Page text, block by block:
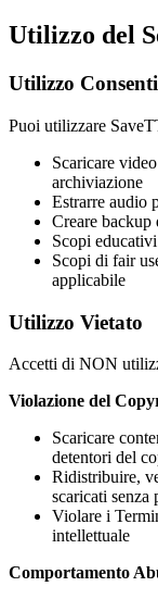
Utilizzo del
Utilizzo
Puoi utilizzare
Scaricare
archiviazione
Estrarre audio
Creare backup
Scopi
Scopi di fair
applicabile
Utilizzo Vietato
Accetti di NON
Violazione del
Scaricare
detentori del
Ridistribuire,
scaricati senza
Violare i
intellettuale
Comportamento